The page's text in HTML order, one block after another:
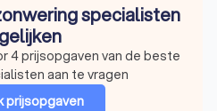
specialisten
4 prijsopgaven van de beste
aan te vragen
prijsopgaven